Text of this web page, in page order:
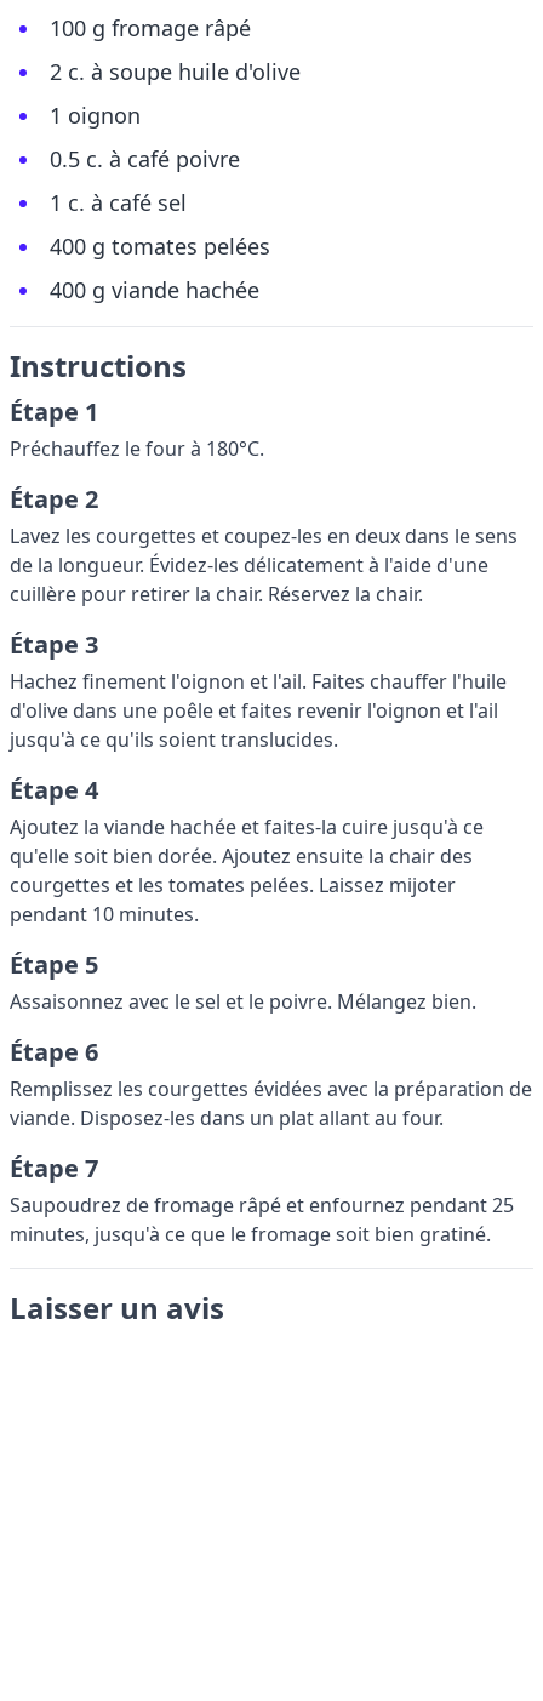
100 g fromage râpé
2 c. à soupe huile d'olive
1 oignon
0.5 c. à café poivre
1 c. à café sel
400 g tomates pelées
400 g viande hachée
Instructions
Étape 1
Préchauffez le four à 180°C.
Étape 2
Lavez les courgettes et coupez-les en deux dans le sens
de la longueur. Évidez-les délicatement à l'aide d'une
cuillère pour retirer la chair. Réservez la chair.
Étape 3
Hachez finement l'oignon et l'ail. Faites chauffer l'huile
d'olive dans une poêle et faites revenir l'oignon et l'ail
jusqu'à ce qu'ils soient translucides.
Étape 4
Ajoutez la viande hachée et faites-la cuire jusqu'à ce
qu'elle soit bien dorée. Ajoutez ensuite la chair des
courgettes et les tomates pelées. Laissez mijoter
pendant 10 minutes.
Étape 5
Assaisonnez avec le sel et le poivre. Mélangez bien.
Étape 6
Remplissez les courgettes évidées avec la préparation de
viande. Disposez-les dans un plat allant au four.
Étape 7
Saupoudrez de fromage râpé et enfournez pendant 25
minutes, jusqu'à ce que le fromage soit bien gratiné.
Laisser un avis